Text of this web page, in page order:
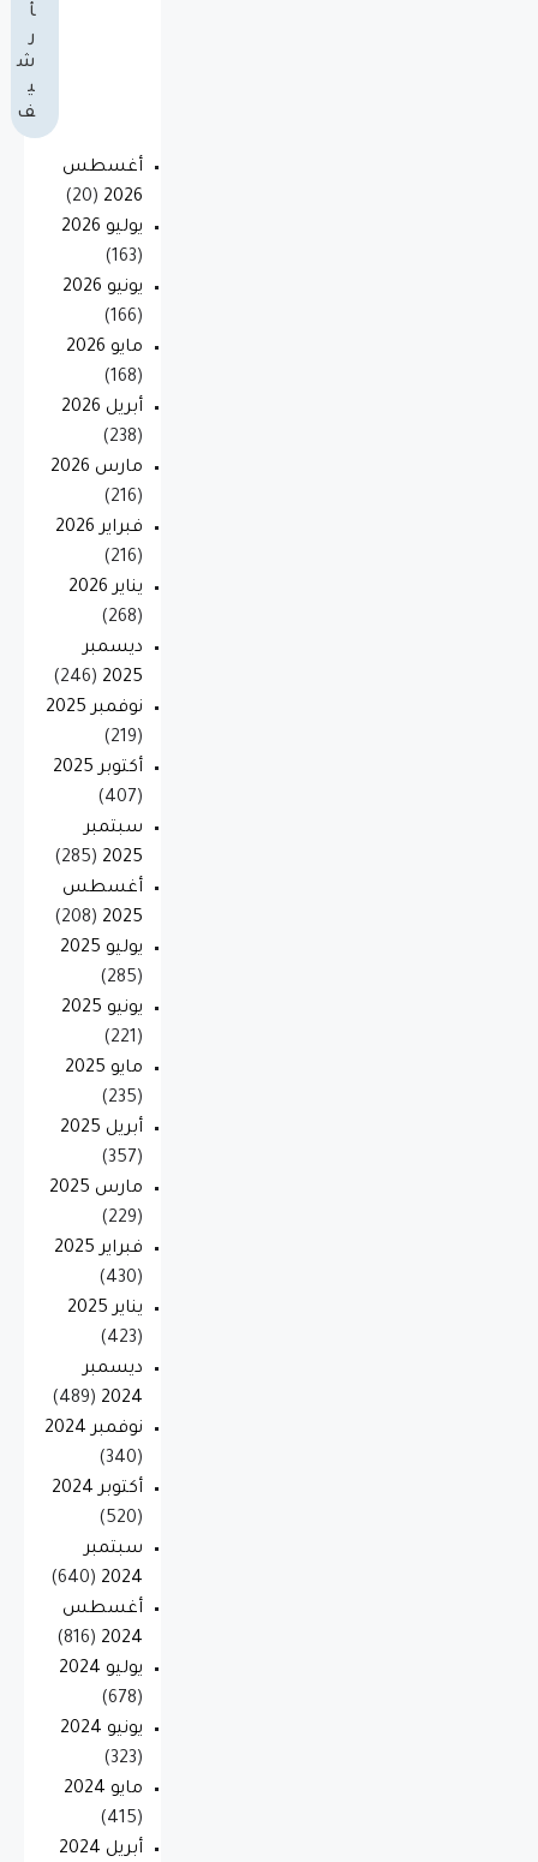
أ
ر
ش
ي
ف
أغسطس
2026
(20)
يوليو 2026
(163)
يونيو 2026
(166)
مايو 2026
(168)
أبريل 2026
(238)
مارس 2026
(216)
فبراير 2026
(216)
يناير 2026
(268)
ديسمبر
2025
(246)
نوفمبر 2025
(219)
أكتوبر 2025
(407)
سبتمبر
2025
(285)
أغسطس
2025
(208)
يوليو 2025
(285)
يونيو 2025
(221)
مايو 2025
(235)
أبريل 2025
(357)
مارس 2025
(229)
فبراير 2025
(430)
يناير 2025
(423)
ديسمبر
2024
(489)
نوفمبر 2024
(340)
أكتوبر 2024
(520)
سبتمبر
2024
(640)
أغسطس
2024
(816)
يوليو 2024
(678)
يونيو 2024
(323)
مايو 2024
(415)
أبريل 2024